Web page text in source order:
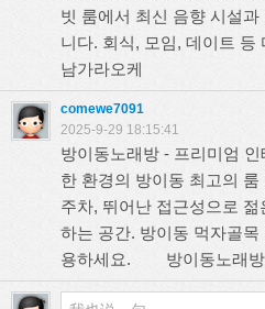
빗 룸에서 최신 음향 시설
니다. 회식, 모임, 데이트
남가라오케
comewe7091
2025-9-29 18:15:41
방이동노래방 - 프리미엄
한 환경의 방이동 최고의
주차, 뛰어난 접근성으로
하는 공간. 방이동 먹자골
용하세요. 방이동노래방